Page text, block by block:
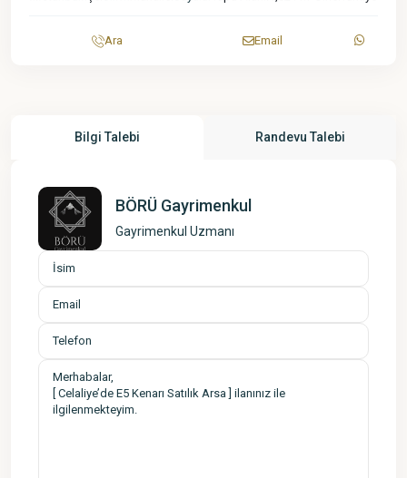
Ara Email
Bilgi Talebi Randevu Talebi
BÖRÜ Gayrimenkul
Gayrimenkul Uzmanı